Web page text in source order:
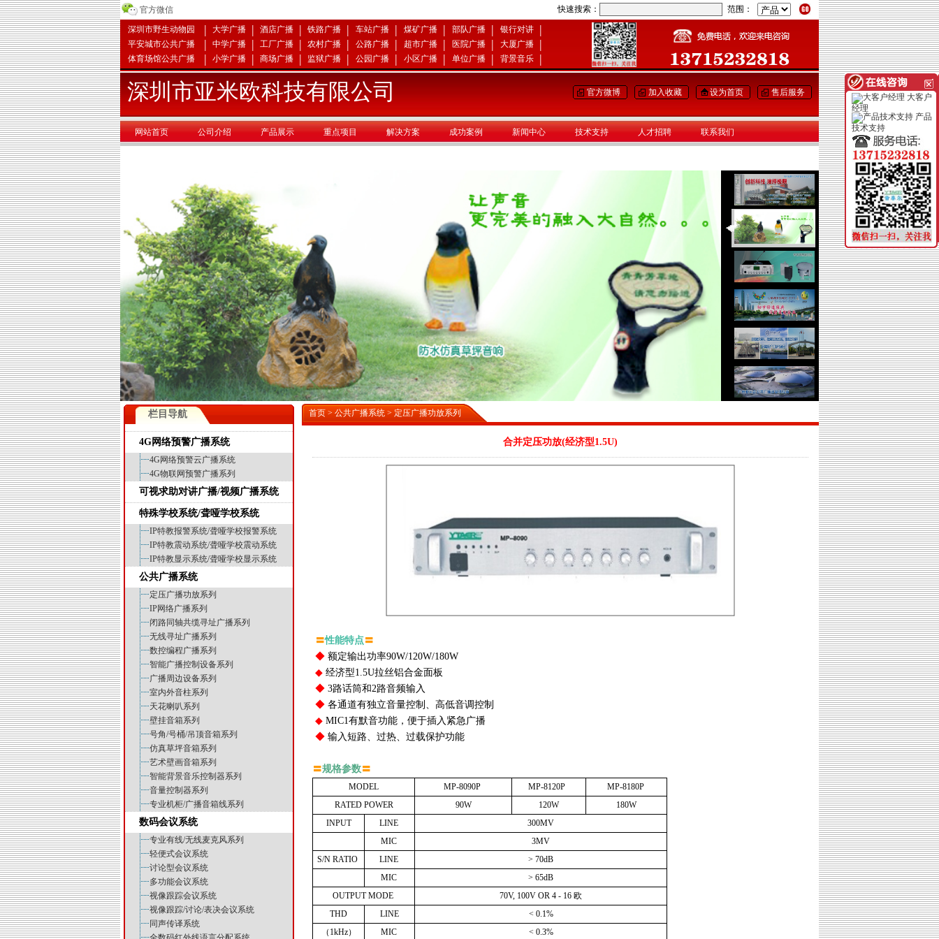
官方微信 快速搜索： 范围：
深圳市野生动物园 | 大学广播 | 酒店广播 | 铁路广播 | 车站广播 | 煤矿广播 | 部队广播 | 银行对讲 |
平安城市公共广播 | 中学广播 | 工厂广播 | 农村广播 | 公路广播 | 超市广播 | 医院广播 | 大厦广播 |
体育场馆公共广播 | 小学广播 | 商场广播 | 监狱广播 | 公园广播 | 小区广播 | 单位广播 | 背景音乐 |
深圳市亚米欧科技有限公司 官方微博 加入收藏 设为首页 售后服务
网站首页 公司介绍 产品展示 重点项目 解决方案 成功案例 新闻中心 技术支持 人才招聘 联系我们
栏目导航
4G网络预警广播系统
4G网络预警云广播系统
4G物联网预警广播系列
可视求助对讲广播/视频广播系统
特殊学校系统/聋哑学校系统
IP特教报警系统/聋哑学校报警系统
IP特教震动系统/聋哑学校震动系统
IP特教显示系统/聋哑学校显示系统
公共广播系统
定压广播功放系列
IP网络广播系列
闭路同轴共缆寻址广播系列
无线寻址广播系列
数控编程广播系列
智能广播控制设备系列
广播周边设备系列
室内外音柱系列
天花喇叭系列
壁挂音箱系列
号角/号桶/吊顶音箱系列
仿真草坪音箱系列
艺术壁画音箱系列
智能背景音乐控制器系列
音量控制器系列
专业机柜/广播音箱线系列
数码会议系统
专业有线/无线麦克风系列
轻便式会议系统
讨论型会议系统
多功能会议系统
视像跟踪会议系统
视像跟踪/讨论/表决会议系统
同声传译系统
首页 > 公共广播系统 > 定压广播功放系列
合并定压功放(经济型1.5U)
〓性能特点〓
◆ 额定输出功率90W/120W/180W
◆ 经济型1.5U拉丝铝合金面板
◆ 3路话筒和2路音频输入
◆ 各通道有独立音量控制、高低音调控制
◆ MIC1有默音功能，便于插入紧急广播
◆ 输入短路、过热、过载保护功能
〓规格参数〓
MODEL MP-8090P MP-8120P
MP-8180P
RATED POWER 90W 120W
180W
INPUT
LINE
300MV
MIC
3MV
S/N RATIO LINE > 70dB
MIC
> 65dB
OUTPUT MODE 70V, 100V OR 4 - 16 欧
THD
LINE < 0.1%
（1kHz）
MIC < 0.3%
大客户
经理
产品
技术支持